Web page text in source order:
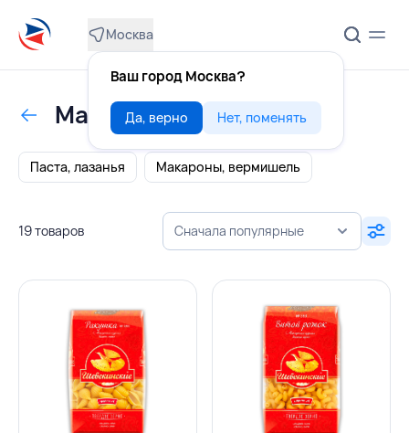
Москва
Ваш город Москва?
Да, верно Нет, поменять
Макаронные изделия
Паста, лазанья Макароны, вермишель
19 товаров Сначала популярные